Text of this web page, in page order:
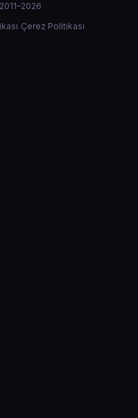
·Çerez Politikası